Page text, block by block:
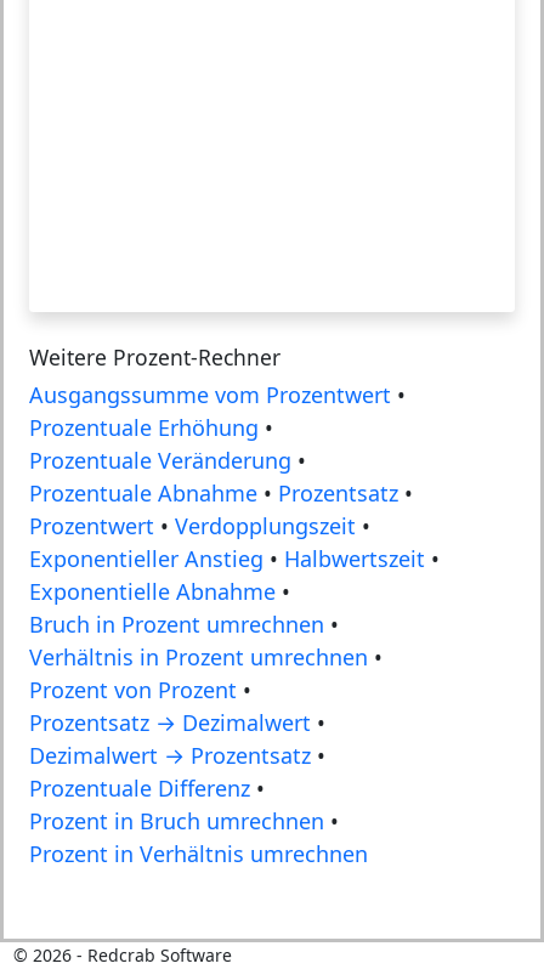
Weitere Prozent-Rechner
Ausgangssumme vom Prozentwert •
Prozentuale Erhöhung •
Prozentuale Veränderung •
Prozentuale Abnahme • Prozentsatz •
Prozentwert • Verdopplungszeit •
Exponentieller Anstieg • Halbwertszeit •
Exponentielle Abnahme •
Bruch in Prozent umrechnen •
Verhältnis in Prozent umrechnen •
Prozent von Prozent •
Prozentsatz → Dezimalwert •
Dezimalwert → Prozentsatz •
Prozentuale Differenz •
Prozent in Bruch umrechnen •
Prozent in Verhältnis umrechnen
© 2026- Redcrab Software